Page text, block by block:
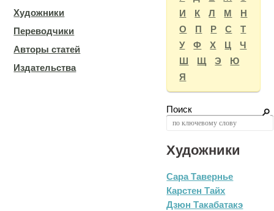
Художники
Переводчики
Авторы статей
Издательства
И
К Л М
Н
О
П Р С
Т
У
Ф Х Ц
Ч
Ш
Щ Э
Ю
Я
Поиск
Художники
Сара Тавернье
Карстен Тайх
Дзюн Такабатакэ